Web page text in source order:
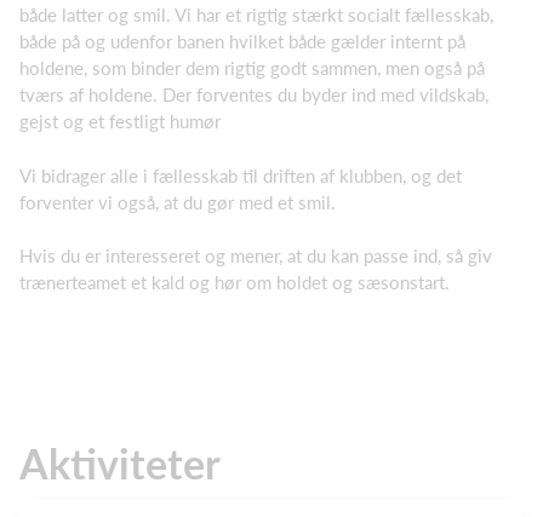
både latter og smil. Vi har et rigtig stærkt socialt fællesskab,
både på og udenfor banen hvilket både gælder internt på
holdene, som binder dem rigtig godt sammen, men også på
tværs af holdene. Der forventes du byder ind med vildskab,
gejst og et festligt humør
Vi bidrager alle i fællesskab til driften af klubben, og det
forventer vi også, at du gør med et smil.
Hvis du er interesseret og mener, at du kan passe ind, så giv
trænerteamet et kald og hør om holdet og sæsonstart.
Aktiviteter